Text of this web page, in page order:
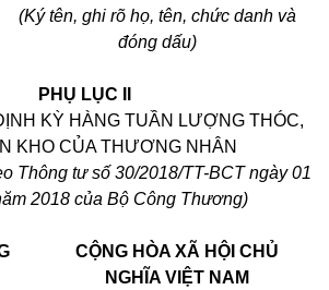
(Ký tên, ghi rõ họ, tên, chức danh và
đóng dấu)
PHỤ LỤC II
KỲ HÀNG TUẦN LƯỢNG THÓC,
KHO CỦA THƯƠNG NHÂN
Thông tư số 30/2018/TT-BCT ngày 01
2018 của Bộ Công Thương)
CỘNG HÒA XÃ HỘI CHỦ
NGHĨA VIỆT NAM